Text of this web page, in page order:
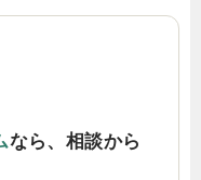
なら、相談から